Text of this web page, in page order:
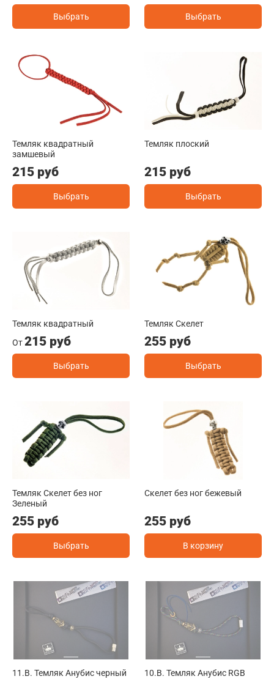
Выбрать Выбрать
Темляк квадратный
замшевый
215 руб
Выбрать
Темляк плоский
215 руб
Выбрать
Темляк квадратный
От215 руб
Выбрать
Темляк Скелет
255 руб
Выбрать
Темляк Скелет без ног
Зеленый
255 руб
Выбрать
Скелет без ног бежевый
255 руб
В корзину
11.B. Темляк Анубис черный 10.B. Темляк Анубис RGB